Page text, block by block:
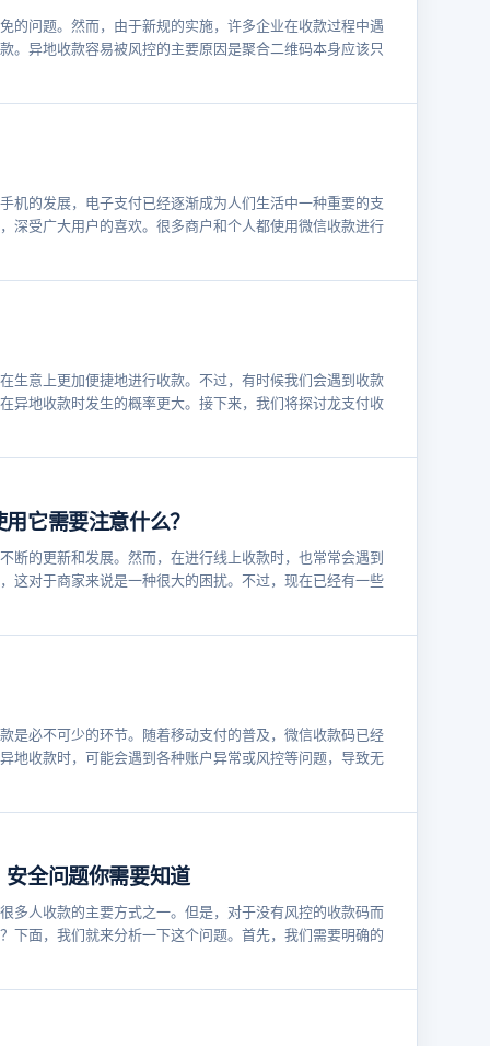
的问题。然而，由于新规的实施，许多企业在收款过程中遇
。异地收款容易被风控的主要原因是聚合二维码本身应该只
机的发展，电子支付已经逐渐成为人们生活中一种重要的支
深受广大用户的喜欢。很多商户和个人都使用微信收款进行
生意上更加便捷地进行收款。不过，有时候我们会遇到收款
异地收款时发生的概率更大。接下来，我们将探讨龙支付收
它需要注意什么？
断的更新和发展。然而，在进行线上收款时，也常常会遇到
这对于商家来说是一种很大的困扰。不过，现在已经有一些
是必不可少的环节。随着移动支付的普及，微信收款码已经
地收款时，可能会遇到各种账户异常或风控等问题，导致无
全问题你需要知道
多人收款的主要方式之一。但是，对于没有风控的收款码而
下面，我们就来分析一下这个问题。首先，我们需要明确的